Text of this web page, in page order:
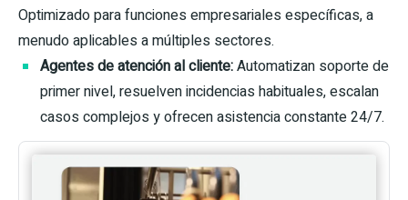
Optimizado para funciones empresariales específicas, a
menudo aplicables a múltiples sectores.
Agentes de atención al cliente:Automatizan soporte de
primer nivel, resuelven incidencias habituales, escalan
casos complejos y ofrecen asistencia constante 24/7.